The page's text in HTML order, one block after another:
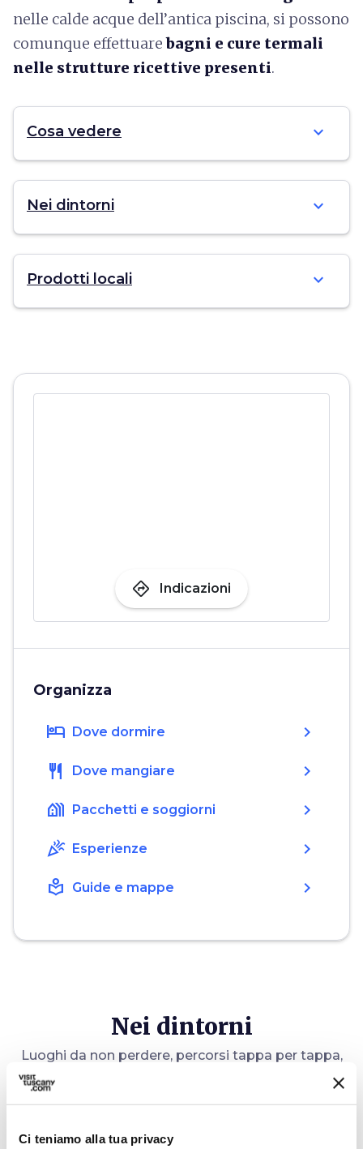
Ci teniamo alla tua privacy
nelle calde acque dell’antica piscina, si possono
comunque effettuarebagni e cure termali
nelle strutture ricettive presenti.
Cosa vedere expand_more
Nei dintorni expand_more
Prodotti locali expand_more
directions Indicazioni
Organizza
hotel Dove dormire chevron_right
restaurant Dove mangiare chevron_right
holiday_village Pacchetti e soggiorni chevron_right
celebration Esperienze chevron_right
local_library Guide e mappe chevron_right
Nei dintorni
Luoghi da non perdere, percorsi tappa per tappa,